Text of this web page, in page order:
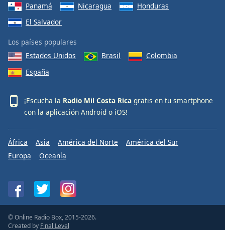
Panamá
Nicaragua
Honduras
El Salvador
Los países populares
Estados Unidos
Brasil
Colombia
España
¡Escucha la Radio Mil Costa Rica gratis en tu smartphone
con la aplicación Android o iOS!
África Asia América del Norte
América del Sur
Europa
Oceanía
© Online Radio Box, 2015-2026.
Created by Final Level